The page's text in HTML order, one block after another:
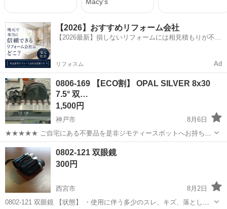
【2026】おすすめリフォーム会社
【2026最新】損しないリフォームには相見積もりが不可
リフォスム Ad
0806-169 【ECO割】 OPAL SILVER 8x30
7.5° 双…
1,500円
神戸市
8月6日
★★★★★ ご自宅にある不要品を是非ジモティースポットへお持ち込
みしませんか？ 家電、趣味・スポーツ・レジャー用品、こども用品、
衣料服飾品、生活雑貨、家具、本、CD・DVDなどが無料でまとめて持
ち込めます！ ※詳細はこ...
兵庫 神戸市 望遠鏡、顕微鏡
0802-121 双眼鏡
300円
西宮市
8月2日
0802-121 双眼鏡 【状態】 ・使用に伴う多少のスレ、キズ、落としき